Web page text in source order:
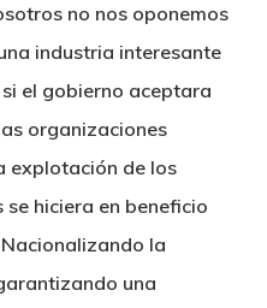
no nos oponemos
industria interesante
el gobierno aceptara
organizaciones
explotación de los
hiciera en beneficio
la
una